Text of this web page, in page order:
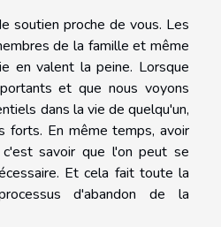
soutien proche de vous. Les
de la famille et même
en valent la peine. Lorsque
et que nous voyons
dans la vie de quelqu'un,
forts. En même temps, avoir
savoir que l'on peut se
Et cela fait toute la
d'abandon de la